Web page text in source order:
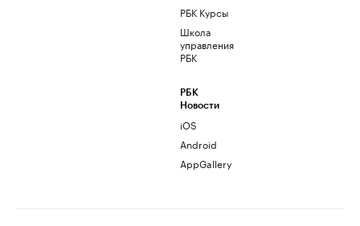
РБК Курсы
Школа
управления
РБК
РБК
Новости
iOS
Android
AppGallery